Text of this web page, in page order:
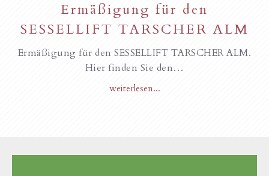
Ermäßigung für den
SESSELLIFT TARSCHER ALM
Ermäßigung für den SESSELLIFT TARSCHER ALM.
Hier finden Sie den…
weiterlesen...